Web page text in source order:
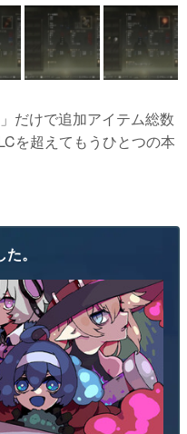
だけで追加アイテム総数
を超えてもうひとつの本
。